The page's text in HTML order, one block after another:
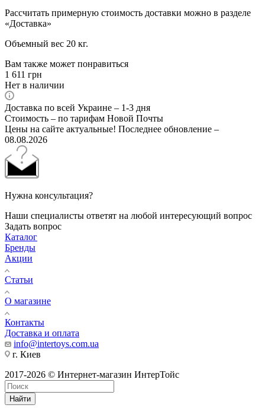
Рассчитать примерную стоимость доставки можно в разделе
«Доставка»
Объемный вес 20 кг.
Вам также может понравиться
1 611 грн
Нет в наличии
Доставка по всей Украине – 1-3 дня
Стоимость – по тарифам Новой Почты
Цены на сайте актуальные! Последнее обновление –
08.08.2026
Нужна консультация?
Наши специалисты ответят на любой интересующий вопрос
Задать вопрос
Каталог
Бренды
Акции
Статьи
О магазине
Контакты
Доставка и оплата
info@intertoys.com.ua
г. Киев
2017-2026 © Интернет-магазин ИнтерТойс
Найти